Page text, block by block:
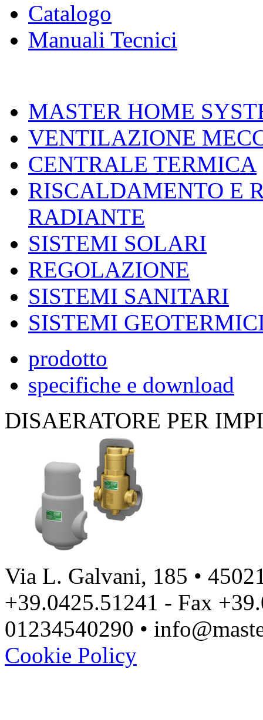
Catalogo
Manuali Tecnici
MASTER HOME
VENTILAZIONE
CENTRALE TERMICA
RISCALDAMENTO E
RADIANTE
SISTEMI SOLARI
REGOLAZIONE
SISTEMI SANITARI
SISTEMI
prodotto
specifiche e download
DISAERATORE PER
Via L. Galvani, 185 •
+39.0425.51241 - Fax
01234540290 •
Cookie Policy